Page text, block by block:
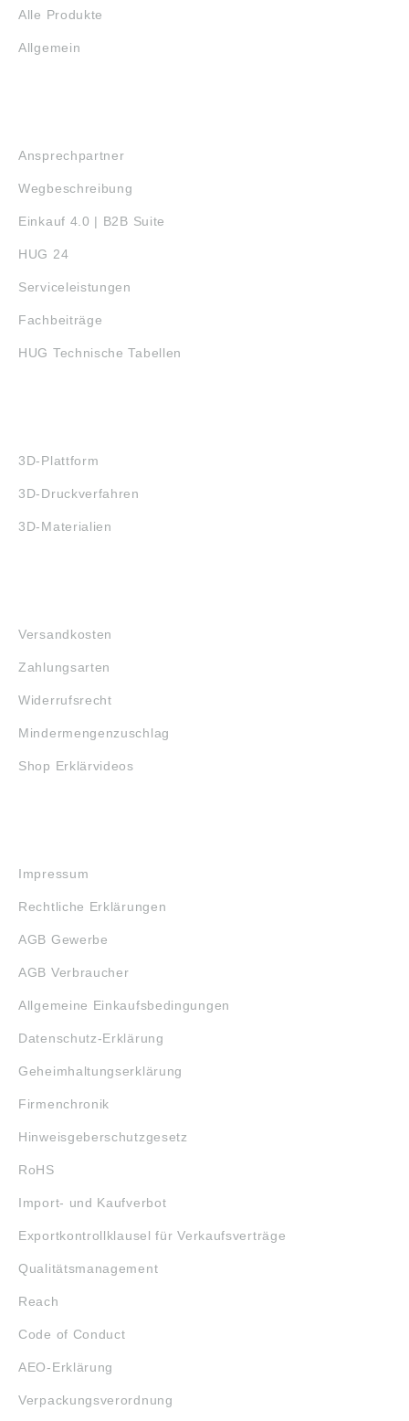
Alle Produkte
Allgemein
Ansprechpartner
Wegbeschreibung
Einkauf 4.0 | B2B Suite
HUG 24
Serviceleistungen
Fachbeiträge
HUG Technische Tabellen
3D-Plattform
3D-Druckverfahren
3D-Materialien
Versandkosten
Zahlungsarten
Widerrufsrecht
Mindermengenzuschlag
Shop Erklärvideos
Impressum
Rechtliche Erklärungen
AGB Gewerbe
AGB Verbraucher
Allgemeine Einkaufsbedingungen
Datenschutz-Erklärung
Geheimhaltungserklärung
Firmenchronik
Hinweisgeberschutzgesetz
RoHS
Import- und Kaufverbot
Exportkontrollklausel für Verkaufsverträge
Qualitätsmanagement
Reach
Code of Conduct
AEO-Erklärung
Verpackungsverordnung